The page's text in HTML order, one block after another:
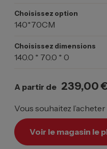
Choisissez option
140*70CM
Choisissez dimensions
140.0 * 70.0 * 0
A partir de 239,00
Vous souhaitez l’acheter
Voir le magasin le